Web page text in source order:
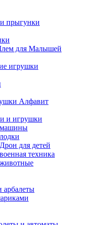
прыгунки
для Малышей
игрушки
Алфавит
и игрушки
машины
для детей
техника